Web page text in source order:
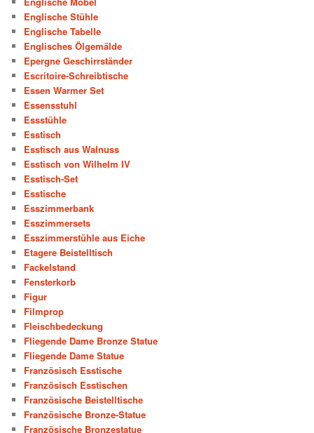
Englische Stühle
Englische Tabelle
Englisches Ölgemälde
Epergne Geschirrständer
Escritoire-Schreibtische
Essen Warmer Set
Essensstuhl
Essstühle
Esstisch
Esstisch aus Walnuss
Esstisch von Wilhelm IV
Esstisch-Set
Esstische
Esszimmerbank
Esszimmersets
Esszimmerstühle aus Eiche
Etagere Beistelltisch
Fackelstand
Fensterkorb
Figur
Filmprop
Fleischbedeckung
Fliegende Dame Bronze Statue
Fliegende Dame Statue
Französisch Esstische
Französisch Esstischen
Französische Beistelltische
Französische Bronze-Statue
Französische Bronzestatue